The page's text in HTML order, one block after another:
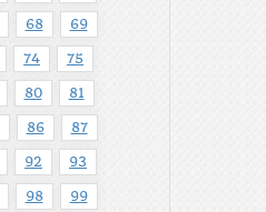
68 69
74 75
80 81
86 87
92 93
98 99